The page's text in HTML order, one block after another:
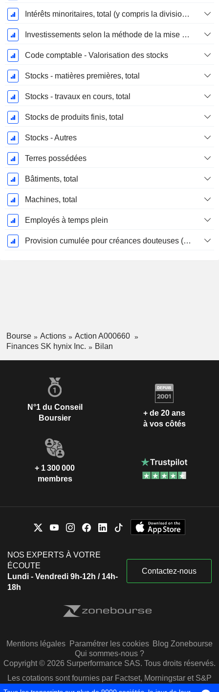
Intérêts minoritaires, total (y compris la division financière)
Investissements selon la méthode de la mise en équivalence, total
Code comptable - Valorisation des stocks
Stocks - matières premières, total
Stocks - travaux en cours, total
Stocks de produits finis, total
Stocks - Autres
Terres possédées
Bâtiments, total
Machines, total
Employés à temps plein
Provision cumulée pour créances douteuses (Supple)
Bourse Actions
Action A000660
Finances SK hynix Inc.
Bilan
N°1 du Conseil
Boursier
+ de 20 ans
à vos côtés
+ 1 300 000
membres
NOS EXPERTS À VOTRE
ÉCOUTE
Lundi - Vendredi 9h-12h / 14h-
18h
Contactez-nous
Mentions légales Paramétrer les cookies Blog Zonebourse
Qui sommes-nous ?
Copyright © 2026 Surperformance SAS. Tous droits réservés.
Les cotations sont fournies par Factset, Morningstar et S&P
Capital IQ